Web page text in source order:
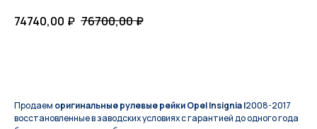
74740,00 ₽ 76700,00₽
Продаем оригинальные рулевые рейки Opel Insignia I2008-2017
восстановленные в заводских условиях с гарантией до одного года